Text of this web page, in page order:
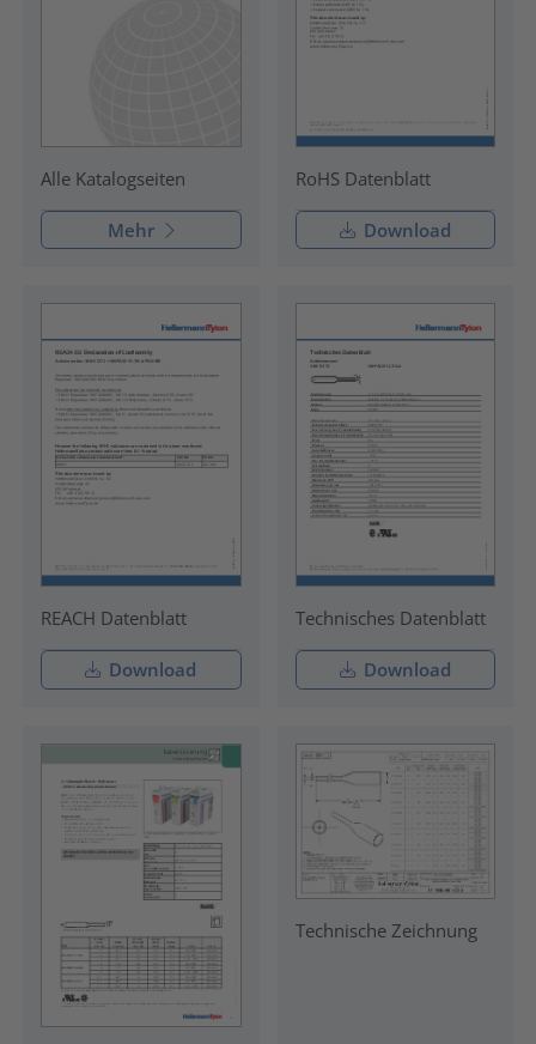
Alle Katalogseiten
Mehr
RoHS Datenblatt
Download
REACH Datenblatt
Download
Technisches Datenblatt
Download
Technische Zeichnung